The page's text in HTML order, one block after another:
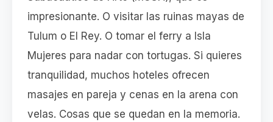
impresionante. O visitar las ruinas mayas de
Tulum o El Rey. O tomar el ferry a Isla
Mujeres para nadar con tortugas. Si quieres
tranquilidad, muchos hoteles ofrecen
masajes en pareja y cenas en la arena con
velas. Cosas que se quedan en la memoria.